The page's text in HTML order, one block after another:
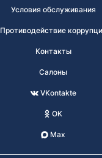
Условия обслуживания
Противодействие
Контакты
Салоны
VKontakte
OK
Max